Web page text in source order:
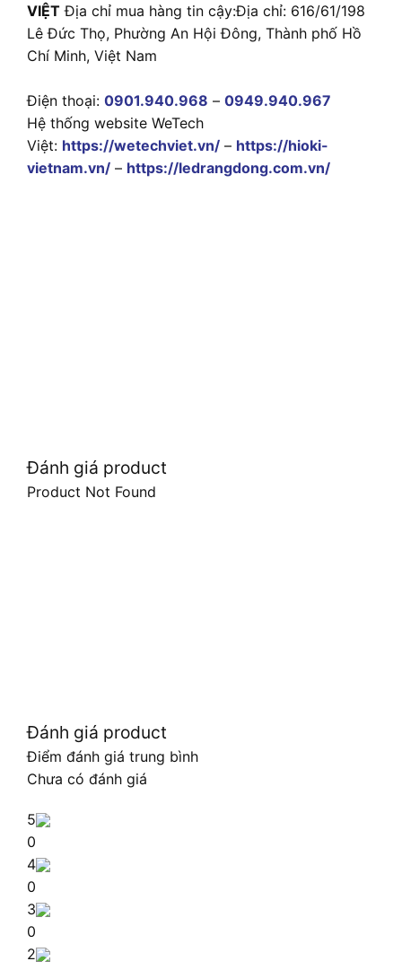
VIỆT Địa chỉ mua hàng tin cậy:Địa chỉ: 616/61/198
Lê Đức Thọ, Phường An Hội Đông, Thành phố Hồ
Chí Minh, Việt Nam
Điện thoại: 0901.940.968 – 0949.940.967
Hệ thống website WeTech
Việt: https://wetechviet.vn/ – https://hioki-
vietnam.vn/ – https://ledrangdong.com.vn/
Đánh giá product
Product Not Found
Đánh giá product
Điểm đánh giá trung bình
Chưa có đánh giá
5
0
4
0
3
0
2